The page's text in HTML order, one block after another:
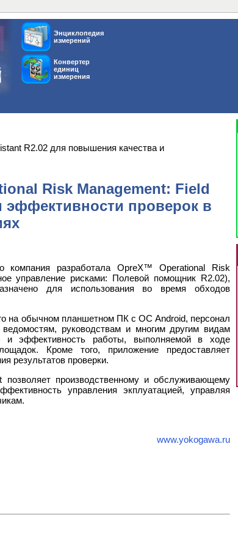
Энциклопедия
измерений
Конвертер
единиц
измерения
R2.02 для повышения качества и
Risk Management: Field
эффективности проверок в
компания разработала OpreX™ Operational Risk
управление рисками: Полевой помощник R2.02),
для использования во время обходов
на обычном планшетном ПК с ОС Android, персонал
руководствам и многим другим видам
эффективность работы, выполняемой в ходе
Кроме того, приложение предоставляет
результатов проверки.
производственному и обслуживающему
управления экплуатацией, управляя
www.yokogawa.ru